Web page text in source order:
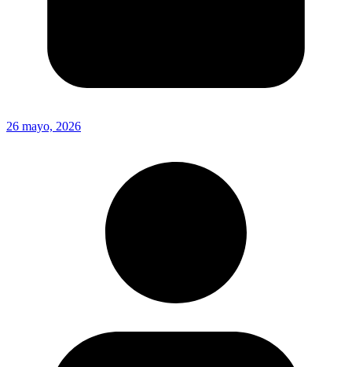
26 mayo, 2026